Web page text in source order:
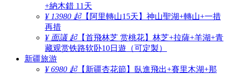
+納木錯 11天
¥ 13980 起【阿里轉山15天】神山聖湖+轉山+一措
再措
¥ 面議 起【首飛林芝 赏桃花】林芝+拉薩+羊湖+青
藏观赏铁路软卧10日遊（可定製）
新疆旅游
¥ 6980 起【新疆杏花節】臥進飛出+賽里木湖+那